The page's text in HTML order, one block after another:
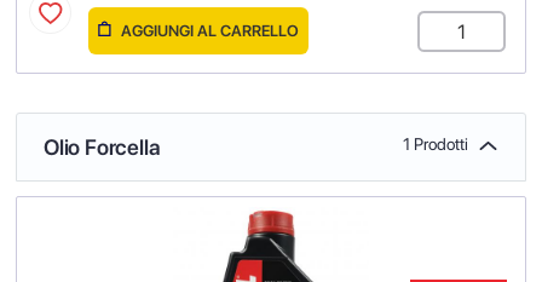
AGGIUNGI AL CARRELLO
Olio Forcella 1 Prodotti